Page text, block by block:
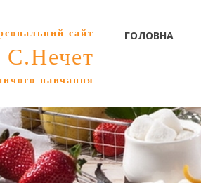
сайт
С.Нечет
навчання
ГОЛОВНА